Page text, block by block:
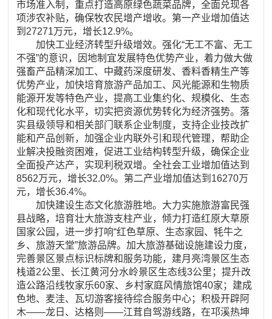
市场准入制，重点打造高原绿色蔬菜品牌，全面兑现各
项涉农补贴，确保牧农民增产增收。第一产业增加值达
到27271万元，增长12.9%。
加快工业经济转型升级增效。强化“无工不富、无工
不强”的意识，因地制宜发展特色优势产业，着力做大做
强畜产品精深加工、中藏药深度研发、香料香精生产等
优势产业，加快培育旅游产品加工、风光能源和生物质
能源开发等特色产业，提高工业集约化、规模化、生态
化和现代化水平，切实把资源优势转化为经济强势。落
实县级领导和相关部门联系企业制度，支持企业技改扩
能和产品创新，加强企业内联外引和现代管理，帮助企
业解决投融资困难，促进工业结构转型升级，确保企业
全面投产达产，实现利税双增。全社会工业增加值达到
8562万元，增长32.0%。第二产业增加值达到16270万
元，增长36.4%。
加快建设生态文化旅游胜地。大力实施旅游富民强
县战略，培育壮大旅游支柱产业，倾力打造红原大草原
国家公园，进一步打响“红色草原、生态家园、牦牛之
乡、旅游天堂”旅游品牌。加大旅游基础设施建设力度，
完善景区景点标识标牌和服务功能，建月亮湾景区生态
栈道2公里、长江黄河分水岭景区生态线3公里；提升改
造公路沿线牧家乐60家、乡村家庭风情旅馆40家；建成
色地、麦洼、瓦切游客接待综合服务中心；积极开辟阿
木——龙日、达格则——江茸自驾游线路，在邛溪热坤